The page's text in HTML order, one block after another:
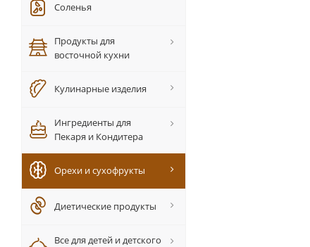
Соленья
Продукты для
восточной кухни
Кулинарные изделия
Ингредиенты для
Пекаря и Кондитера
Орехи и сухофрукты
Диетические продукты
Все для детей и детского